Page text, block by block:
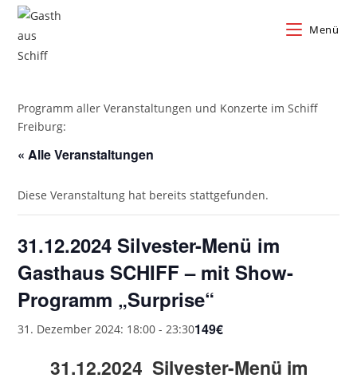
Zum
springen
Menü
Programm aller Veranstaltungen und Konzerte im Schiff
Freiburg:
« Alle Veranstaltungen
Diese Veranstaltung hat bereits stattgefunden.
31.12.2024 Silvester-Menü im
Gasthaus SCHIFF – mit Show-
Programm „Surprise“
31. Dezember 2024: 18:00 -23:30149€
31.12.2024 Silvester-Menü im